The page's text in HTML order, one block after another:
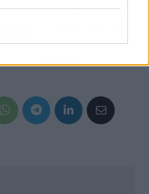
Extra de Olipaterna y sus